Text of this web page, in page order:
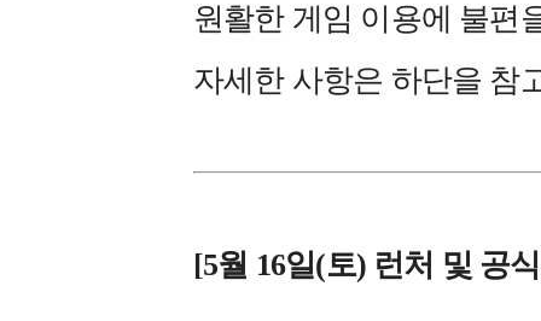
원활한 게임 이용에 불편
자세한 사항은 하단을 참
[5월 16일(토) 런처 및 공